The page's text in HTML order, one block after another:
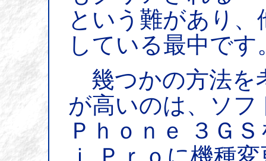
という難があり
している最中です
幾つかの方法を
が高いのは、ソ
Ｐｈｏｎｅ ３Ｇ